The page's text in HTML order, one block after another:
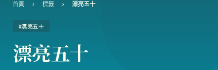
首頁 › 標籤 › 漂亮五十
#漂亮五十
漂亮五十